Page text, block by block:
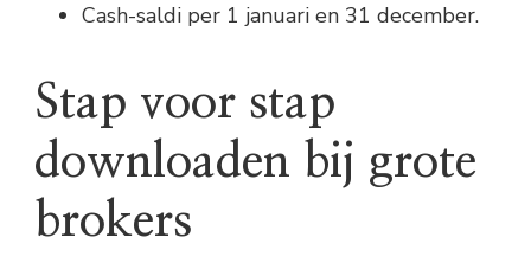
Cash-saldi per 1 januari en 31 december.
Stap voor stap
downloaden bij grote
brokers